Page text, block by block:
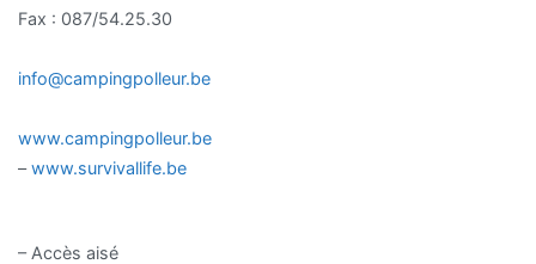
Fax : 087/54.25.30
info@campingpolleur.be
www.campingpolleur.be
–www.survivallife.be
– Accès aisé